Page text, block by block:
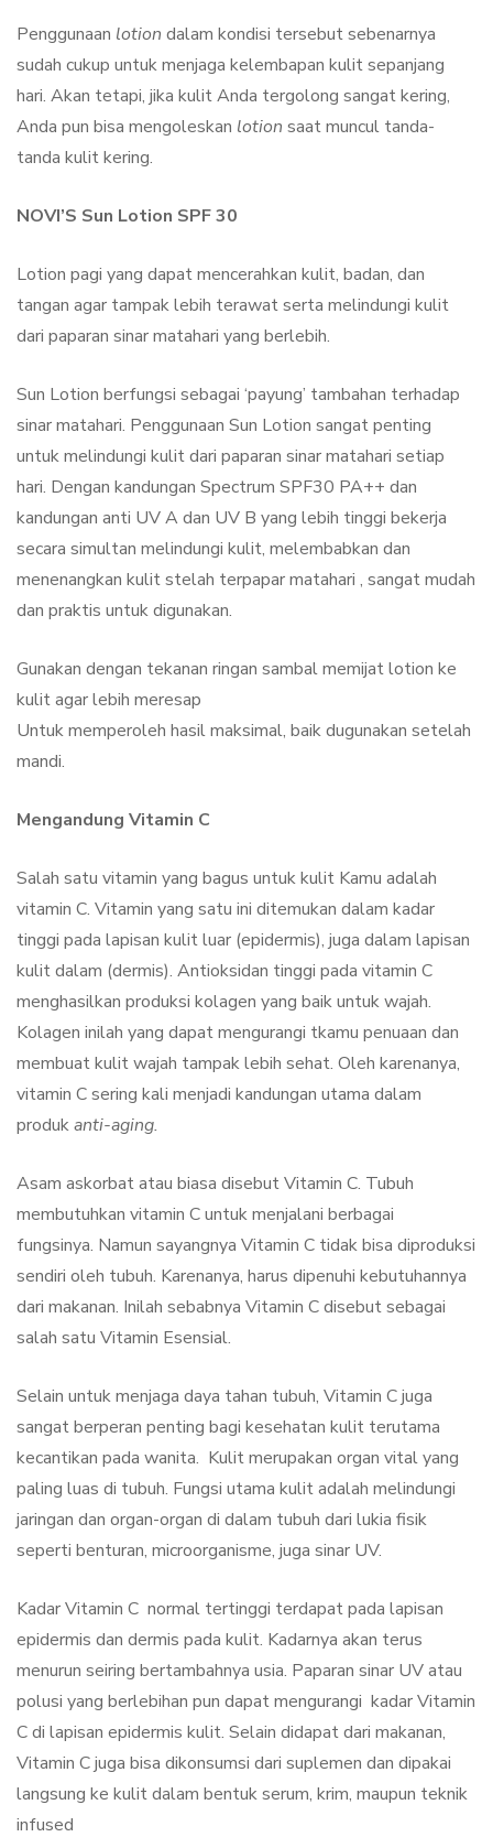
Penggunaan lotion dalam kondisi tersebut sebenarnya
sudah cukup untuk menjaga kelembapan kulit sepanjang
hari. Akan tetapi, jika kulit Anda tergolong sangat kering,
Anda pun bisa mengoleskan lotion saat muncul tanda-
tanda kulit kering.
NOVI’S Sun Lotion SPF 30
Lotion pagi yang dapat mencerahkan kulit, badan, dan
tangan agar tampak lebih terawat serta melindungi kulit
dari paparan sinar matahari yang berlebih.
Sun Lotion berfungsi sebagai ‘payung’ tambahan terhadap
sinar matahari. Penggunaan Sun Lotion sangat penting
untuk melindungi kulit dari paparan sinar matahari setiap
hari. Dengan kandungan Spectrum SPF30 PA++ dan
kandungan anti UV A dan UV B yang lebih tinggi bekerja
secara simultan melindungi kulit, melembabkan dan
menenangkan kulit stelah terpapar matahari , sangat mudah
dan praktis untuk digunakan.
Gunakan dengan tekanan ringan sambal memijat lotion ke
kulit agar lebih meresap
Untuk memperoleh hasil maksimal, baik dugunakan setelah
mandi.
Mengandung Vitamin C
Salah satu vitamin yang bagus untuk kulit Kamu adalah
vitamin C. Vitamin yang satu ini ditemukan dalam kadar
tinggi pada lapisan kulit luar (epidermis), juga dalam lapisan
kulit dalam (dermis). Antioksidan tinggi pada vitamin C
menghasilkan produksi kolagen yang baik untuk wajah.
Kolagen inilah yang dapat mengurangi tkamu penuaan dan
membuat kulit wajah tampak lebih sehat. Oleh karenanya,
vitamin C sering kali menjadi kandungan utama dalam
produkanti-aging.
Asam askorbat atau biasa disebut Vitamin C. Tubuh
membutuhkan vitamin C untuk menjalani berbagai
fungsinya. Namun sayangnya Vitamin C tidak bisa diproduksi
sendiri oleh tubuh. Karenanya, harus dipenuhi kebutuhannya
dari makanan. Inilah sebabnya Vitamin C disebut sebagai
salah satu Vitamin Esensial.
Selain untuk menjaga daya tahan tubuh, Vitamin C juga
sangat berperan penting bagi kesehatan kulit terutama
kecantikan pada wanita. Kulit merupakan organ vital yang
paling luas di tubuh. Fungsi utama kulit adalah melindungi
jaringan dan organ-organ di dalam tubuh dari lukia fisik
seperti benturan, microorganisme, juga sinar UV.
Kadar Vitamin C normal tertinggi terdapat pada lapisan
epidermis dan dermis pada kulit. Kadarnya akan terus
menurun seiring bertambahnya usia. Paparan sinar UV atau
polusi yang berlebihan pun dapat mengurangi kadar Vitamin
C di lapisan epidermis kulit. Selain didapat dari makanan,
Vitamin C juga bisa dikonsumsi dari suplemen dan dipakai
langsung ke kulit dalam bentuk serum, krim, maupun teknik
infused